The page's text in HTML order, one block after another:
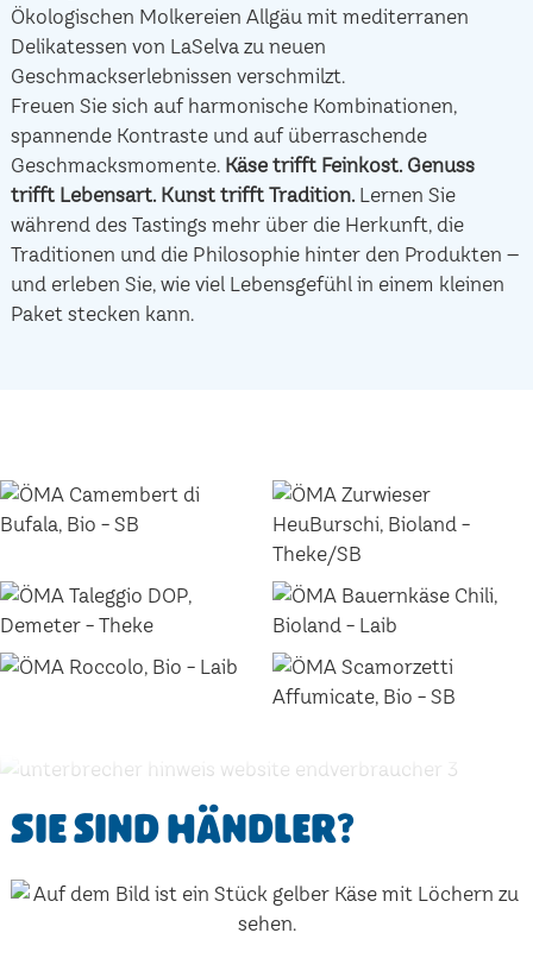
Ökologischen Molkereien Allgäu mit mediterranen
Delikatessen von LaSelva zu neuen
Geschmackserlebnissen verschmilzt.
Freuen Sie sich auf harmonische Kombinationen,
spannende Kontraste und auf überraschende
Geschmacksmomente. Käse trifft Feinkost. Genuss
trifft Lebensart. Kunst trifft Tradition.Lernen Sie
während des Tastings mehr über die Herkunft, die
Traditionen und die Philosophie hinter den Produkten –
und erleben Sie, wie viel Lebensgefühl in einem kleinen
Paket stecken kann.
Sie sind Händler?